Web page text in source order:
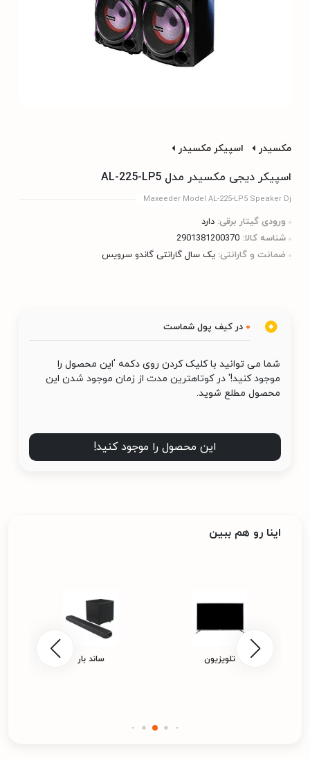
مکسیدر اسپیکر مکسیدر
اسپیکر دیجی مکسیدر مدل AL-225-LP5
Maxeeder Model AL-225-LP5 Speaker Dj
ورودی گیتار برقی: دارد
شناسه کالا: 2901381200370
ضمانت و گارانتی: یک سال گارانتی گاندو سرویس
0 در کیف پول شماست
شما می توانید با کلیک کردن روی دکمه 'این محصول را
موجود کنید!' در کوتاهترین مدت از زمان موجود شدن این
محصول مطلع شوید.
این محصول را موجود کنید!
اینا رو هم ببین
تلویزیون ساند بار